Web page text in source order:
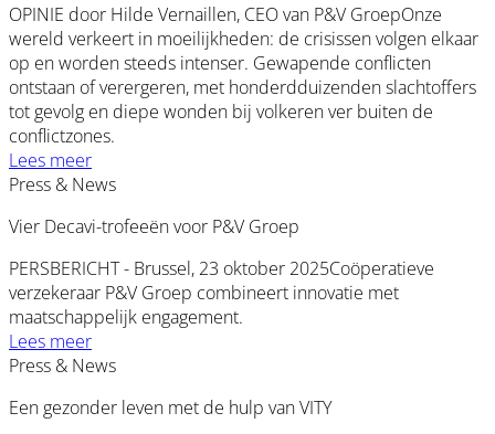
OPINIE door Hilde Vernaillen, CEO van P&V GroepOnze
wereld verkeert in moeilijkheden: de crisissen volgen elkaar
op en worden steeds intenser. Gewapende conflicten
ontstaan of verergeren, met honderdduizenden slachtoffers
tot gevolg en diepe wonden bij volkeren ver buiten de
conflictzones.
Lees meer
Press & News
Vier Decavi-trofeeën voor P&V Groep
PERSBERICHT - Brussel, 23 oktober 2025Coöperatieve
verzekeraar P&V Groep combineert innovatie met
maatschappelijk engagement.
Lees meer
Press & News
Een gezonder leven met de hulp van VITY